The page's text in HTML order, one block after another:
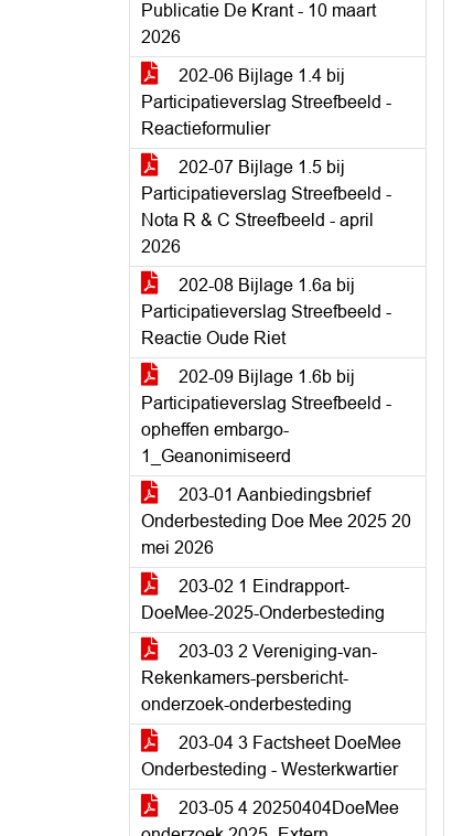
Publicatie De Krant - 10 maart
2026
202-06 Bijlage 1.4 bij
Participatieverslag Streefbeeld -
Reactieformulier
202-07 Bijlage 1.5 bij
Participatieverslag Streefbeeld -
Nota R & C Streefbeeld - april
2026
202-08 Bijlage 1.6a bij
Participatieverslag Streefbeeld -
Reactie Oude Riet
202-09 Bijlage 1.6b bij
Participatieverslag Streefbeeld -
opheffen embargo-
1_Geanonimiseerd
203-01 Aanbiedingsbrief
Onderbesteding Doe Mee 2025 20
mei 2026
203-02 1 Eindrapport-
DoeMee-2025-Onderbesteding
203-03 2 Vereniging-van-
Rekenkamers-persbericht-
onderzoek-onderbesteding
203-04 3 Factsheet DoeMee
Onderbesteding - Westerkwartier
203-05 4 20250404DoeMee